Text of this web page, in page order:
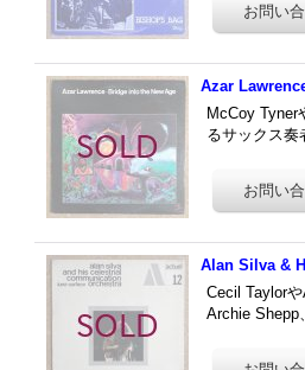
Azar
McCoy
るサックス
Alan Silva &
Cecil Taylor
Archie